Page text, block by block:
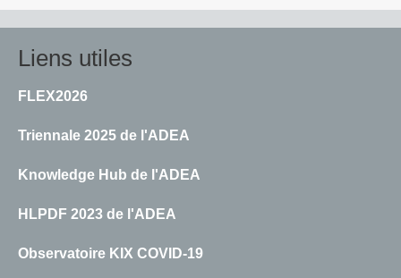
Liens utiles
FLEX2026
Triennale 2025 de l'ADEA
Knowledge Hub de l'ADEA
HLPDF 2023 de l'ADEA
Observatoire KIX COVID-19